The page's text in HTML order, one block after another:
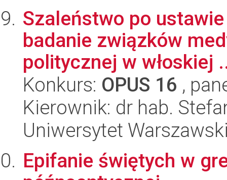
Szaleństwo po
badanie związków
politycznej w włoskiej
Konkurs: OPUS 16 ,
Kierownik: dr hab.
Uniwersytet
Epifanie świętych w